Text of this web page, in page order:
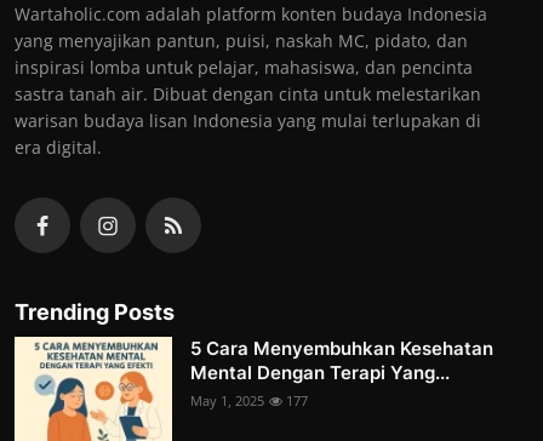
Wartaholic.com adalah platform konten budaya Indonesia
yang menyajikan pantun, puisi, naskah MC, pidato, dan
inspirasi lomba untuk pelajar, mahasiswa, dan pencinta
sastra tanah air. Dibuat dengan cinta untuk melestarikan
warisan budaya lisan Indonesia yang mulai terlupakan di
era digital.
Trending Posts
5 Cara Menyembuhkan Kesehatan
Mental Dengan Terapi Yang...
May 1, 2025 177